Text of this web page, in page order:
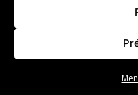
QUI SOMMES-
SERVICES